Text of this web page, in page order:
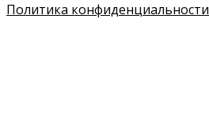
Политика конфиденциальности